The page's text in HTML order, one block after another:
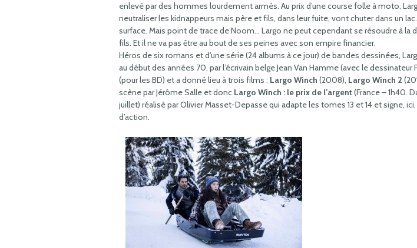
enlevé par des hommes lourdement armés. Au prix d’une course folle à moto,
neutraliser les kidnappeurs mais père et fils, dans leur fuite, vont chuter dans un
surface. Mais point de trace de Noom… Largo ne peut cependant se résoudre à la
fils. Et il ne va pas être au bout de ses peines avec son empire financier.
Héros de six romans et d’une série (24 albums à ce jour) de bandes dessinées,
au début des années 70, par l’écrivain belge Jean Van Hamme (avec le dessinateur
(pour les BD) et a donné lieu à trois films : Largo Winch (2008), Largo Winch 2
scène par Jérôme Salle et donc Largo Winch : le prix de l’argent(France – 1h40.
juillet) réalisé par Olivier Masset-Depasse qui adapte les tomes 13 et 14 et signe,
d’action.